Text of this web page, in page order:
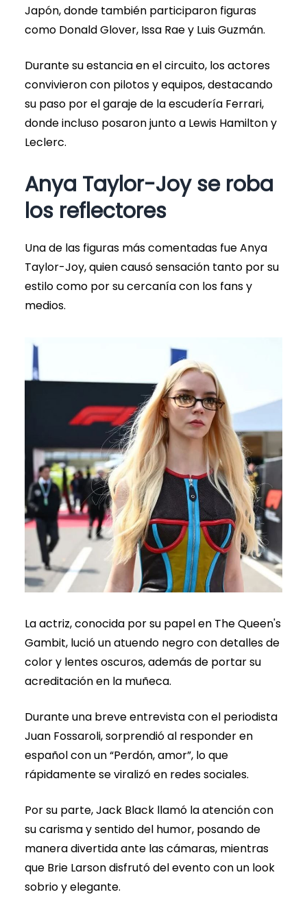
Japón, donde también participaron figuras
como Donald Glover, Issa Rae y Luis Guzmán.
Durante su estancia en el circuito, los actores
convivieron con pilotos y equipos, destacando
su paso por el garaje de la escudería Ferrari,
donde incluso posaron junto a Lewis Hamilton y
Leclerc.
Anya Taylor-Joy se roba
los reflectores
Una de las figuras más comentadas fue Anya
Taylor-Joy, quien causó sensación tanto por su
estilo como por su cercanía con los fans y
medios.
La actriz, conocida por su papel en The Queen's
Gambit, lució un atuendo negro con detalles de
color y lentes oscuros, además de portar su
acreditación en la muñeca.
Durante una breve entrevista con el periodista
Juan Fossaroli, sorprendió al responder en
español con un “Perdón, amor”, lo que
rápidamente se viralizó en redes sociales.
Por su parte, Jack Black llamó la atención con
su carisma y sentido del humor, posando de
manera divertida ante las cámaras, mientras
que Brie Larson disfrutó del evento con un look
sobrio y elegante.